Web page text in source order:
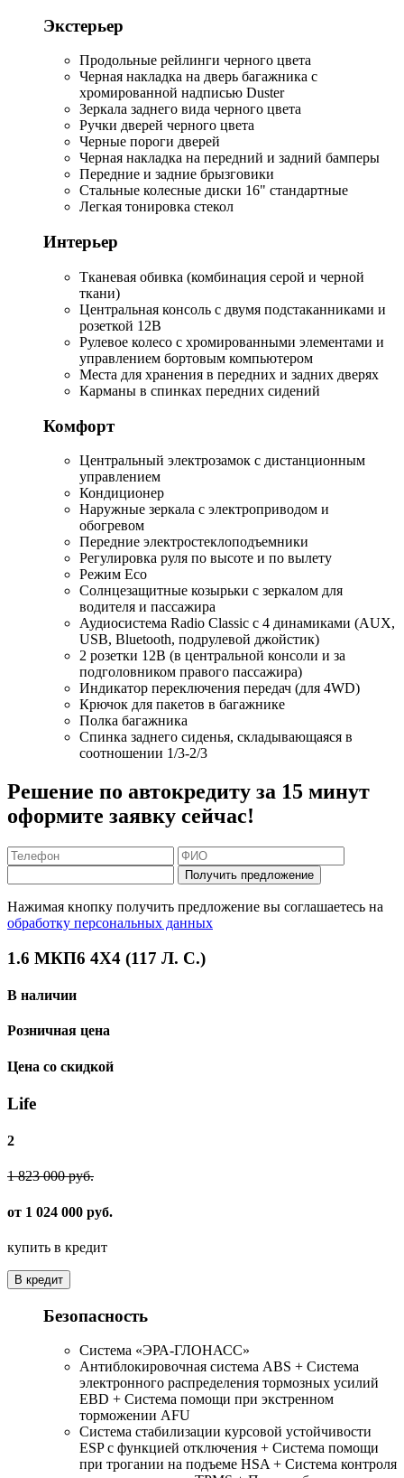
Экстерьер
Продольные рейлинги черного цвета
Черная накладка на дверь багажника с
хромированной надписью Duster
Зеркала заднего вида черного цвета
Ручки дверей черного цвета
Черные пороги дверей
Черная накладка на передний и задний бамперы
Передние и задние брызговики
Стальные колесные диски 16" стандартные
Легкая тонировка стекол
Интерьер
Тканевая обивка (комбинация серой и черной
ткани)
Центральная консоль с двумя подстаканниками и
розеткой 12В
Рулевое колесо с хромированными элементами и
управлением бортовым компьютером
Места для хранения в передних и задних дверях
Карманы в спинках передних сидений
Комфорт
Центральный электрозамок с дистанционным
управлением
Кондиционер
Наружные зеркала с электроприводом и
обогревом
Передние электростеклоподъемники
Регулировка руля по высоте и по вылету
Режим Eco
Солнцезащитные козырьки с зеркалом для
водителя и пассажира
Аудиосистема Radio Classic с 4 динамиками (AUX,
USB, Bluetooth, подрулевой джойстик)
2 розетки 12В (в центральной консоли и за
подголовником правого пассажира)
Индикатор переключения передач (для 4WD)
Крючок для пакетов в багажнике
Полка багажника
Спинка заднего сиденья, складывающаяся в
соотношении 1/3-2/3
Решение по автокредиту за 15 минут
оформите заявку сейчас!
Получить предложение
Нажимая кнопку получить предложение вы соглашаетесь на
обработку персональных данных
1.6 МКП6 4Х4 (117 Л. С.)
В наличии
Розничная цена
Цена со скидкой
Life
2
1 823 000 руб.
от 1 024 000 руб.
купить в кредит
В кредит
Безопасность
Система «ЭРА-ГЛОНАСС»
Антиблокировочная система ABS + Система
электронного распределения тормозных усилий
EBD + Система помощи при экстренном
торможении AFU
Система стабилизации курсовой устойчивости
ESP с функцией отключения + Система помощи
при трогании на подъеме HSA + Система контроля